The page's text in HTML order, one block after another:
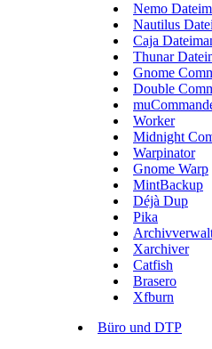
Nemo
Nautilus
Caja
Thunar
Gnome
Double
Worker
Midnight
Warpinator
Gnome Warp
MintBackup
Déjà Dup
Pika
Xarchiver
Catfish
Brasero
Xfburn
Büro und DTP